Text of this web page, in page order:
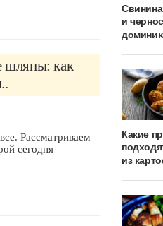
шляпы: как
Рассматриваем
сегодня
и
Какие
из